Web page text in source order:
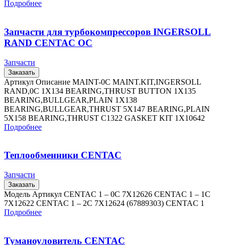
Подробнее
Запчасти для турбокомпрессоров INGERSOLL
RAND CENTAC OC
Запчасти
Заказать
Артикул Описание MAINT-0C MAINT.KIT,INGERSOLL
RAND,0C 1X134 BEARING,THRUST BUTTON 1X135
BEARING,BULLGEAR,PLAIN 1X138
BEARING,BULLGEAR,THRUST 5X147 BEARING,PLAIN
5X158 BEARING,THRUST C1322 GASKET KIT 1X10642
Подробнее
Теплообменники CENTAC
Запчасти
Заказать
Модель Артикул CENTAC 1 – 0C 7X12626 CENTAC 1 – 1C
7X12622 CENTAC 1 – 2C 7X12624 (67889303) CENTAC 1
Подробнее
Туманоуловитель CENTAC